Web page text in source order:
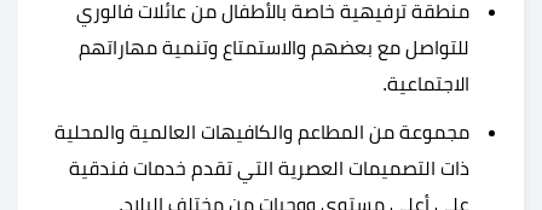
منطقة ترفيهية خاصة بالأطفال من عائلات فالوري
للتواصل مع بعضهم والاستمتاع وتنمية مهاراتهم
الاجتماعية.
مجموعة من المطاعم والكافيهات العالمية والمحلية
ذات التصميمات العصرية التي تقدم خدمات فندقية
على أعلى مستوى ووجبات من مختلف البلاد.